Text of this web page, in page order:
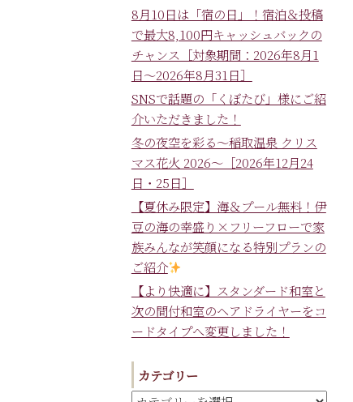
8月10日は「宿の日」！宿泊＆投稿
で最大8,100円キャッシュバックの
チャンス［対象期間：2026年8月1
日～2026年8月31日］
SNSで話題の「くぼたび」様にご紹
介いただきました！
冬の夜空を彩る～稲取温泉 クリス
マス花火 2026～［2026年12月24
日・25日］
【夏休み限定】海＆プール無料！伊
豆の海の幸盛り×フリーフローで家
族みんなが笑顔になる特別プランの
ご紹介
【より快適に】スタンダード和室と
次の間付和室のヘアドライヤーをコ
ードタイプへ変更しました！
カテゴリー